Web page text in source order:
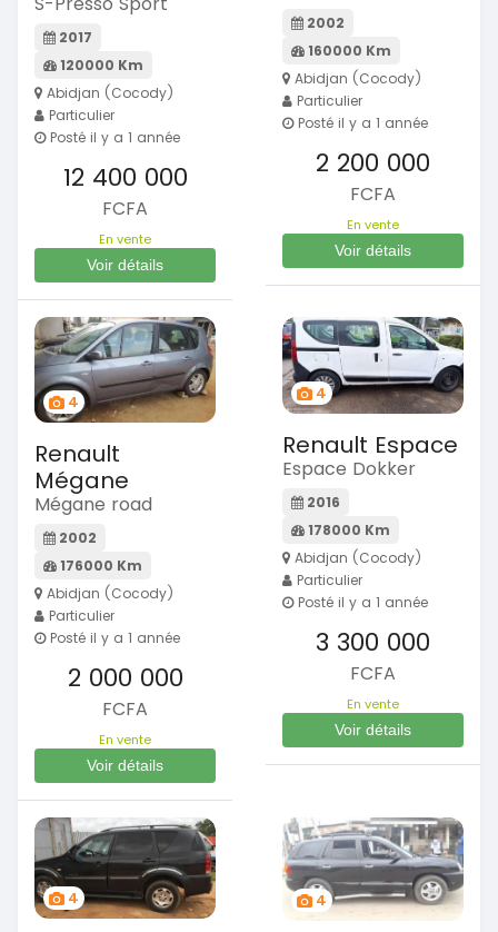
2017
120000 Km
Abidjan (Cocody)
Particulier
Posté il y a 1 année
12 400 000
FCFA
En vente
Voir détails
2002
160000 Km
Abidjan (Cocody)
Particulier
Posté il y a 1 année
2 200 000
FCFA
En vente
Voir détails
4
Renault
Mégane
Mégane road
2002
176000 Km
Abidjan (Cocody)
Particulier
Posté il y a 1 année
2 000 000
FCFA
En vente
Voir détails
4
Renault Espace
Espace Dokker
2016
178000 Km
Abidjan (Cocody)
Particulier
Posté il y a 1 année
3 300 000
FCFA
En vente
Voir détails
4 4